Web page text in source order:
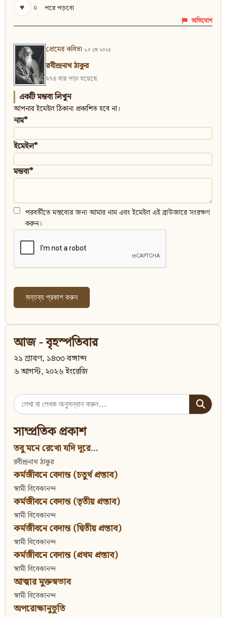
♥
০ পরে পড়বো
অভিযোগ
প্রেমের কবিতা ১০ মে ২০২৪
রবীন্দ্রনাথ ঠাকুর
২৭৪ বার পড়া হয়েছে
একটি মন্তব্য লিখুন
আপনার ইমেইল ঠিকানা প্রকাশিত হবে না।
নাম*
ইমেইল*
মন্তব্য*
পরবর্তীতে মন্তব্যের জন্য আমার নাম এবং ইমেইল এই ব্রাউজারে সংরক্ষণ
করুন।
আজ - বৃহস্পতিবার
২১ শ্রাবণ, ১৪৩৩ বঙ্গাব্দ
৬ আগস্ট, ২০২৬ ইংরেজি
Search
for:
সাম্প্রতিক প্রকাশ
তবু মনে রেখো যদি দূরে...
রবীন্দ্রনাথ ঠাকুর
কর্মজীবনে বেদান্ত (চতুর্থ প্রস্তাব)
স্বামী বিবেকানন্দ
কর্মজীবনে বেদান্ত (তৃতীয় প্রস্তাব)
স্বামী বিবেকানন্দ
কর্মজীবনে বেদান্ত (দ্বিতীয় প্রস্তাব)
স্বামী বিবেকানন্দ
কর্মজীবনে বেদান্ত (প্রথম প্রস্তাব)
স্বামী বিবেকানন্দ
আত্মার মুক্তস্বভাব
স্বামী বিবেকানন্দ
অপরোক্ষানুভূতি